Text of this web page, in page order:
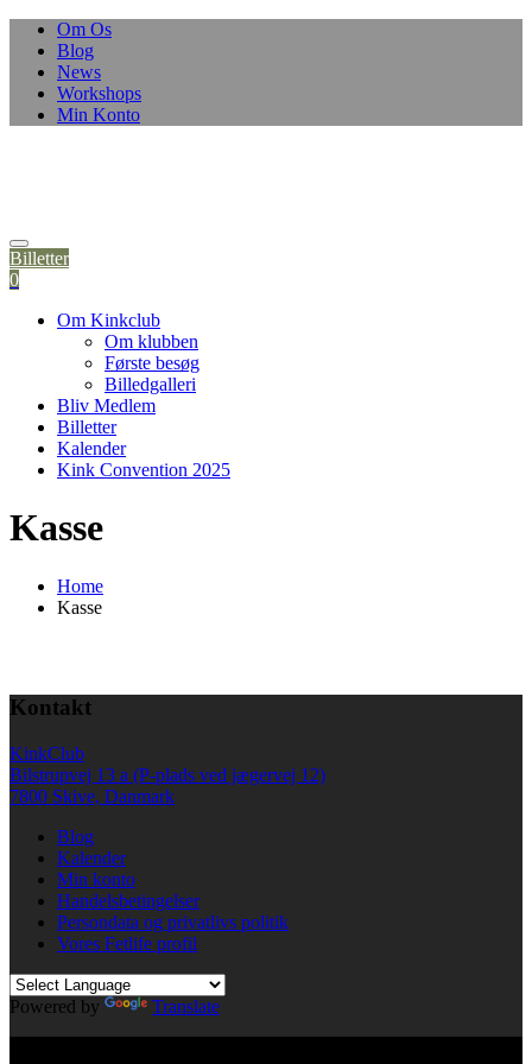
Skip
content
Om Os
Blog
News
Workshops
Min Konto
Billetter
0
Om Kinkclub
Om klubben
Første besøg
Billedgalleri
Bliv Medlem
Billetter
Kalender
Kink Convention 2025
Kasse
Home
Kasse
Kontakt
KinkClub
Bilstrupvej 13 a (P-plads ved jægervej 12)
7800 Skive, Danmark
Blog
Kalender
Min konto
Handelsbetingelser
Persondata og privatlivs politik
Vores Fetlife profil
Powered by
Translate